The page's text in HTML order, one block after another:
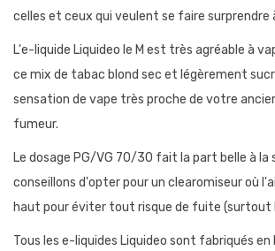
celles et ceux qui veulent se faire surprendre
L'e-liquide Liquideo le M est très agréable à
ce mix de tabac blond sec et légèrement
sensation de vape très proche de votre
fumeur.
Le dosage PG/VG 70/30 fait la part belle à la
conseillons d'opter pour un clearomiseur où
haut pour éviter tout risque de fuite (surtout
Tous les e-liquides Liquideo sont fabriqués en